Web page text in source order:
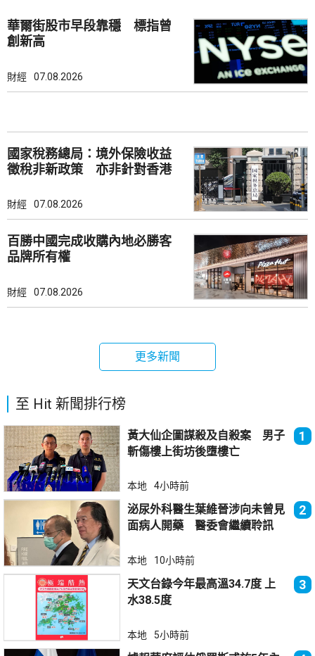
華爾街股市早段靠穩 標指曾
創新高
財經 07.08.2026
國家稅務總局：境外保險收益
徵稅非新政策 亦非針對香港
財經 07.08.2026
百勝中國完成收購內地必勝客
品牌所有權
財經 07.08.2026
更多新聞
至 Hit 新聞排行榜
黃大仙企圖謀殺及自殺案 男子
斬傷樓上街坊後墮樓亡
1
本地 4小時前
泌尿外科醫生葉維晉涉向未曾見
面病人開藥 醫委會繼續聆訊
2
本地 10小時前
天文台錄今年最高溫34.7度 上
水38.5度
3
本地 5小時前